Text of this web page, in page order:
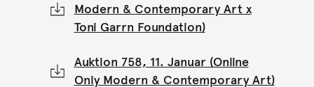
Modern & Contemporary Art x
Toni Garrn Foundation)
Auktion 758, 11. Januar (Online
Only Modern & Contemporary Art)